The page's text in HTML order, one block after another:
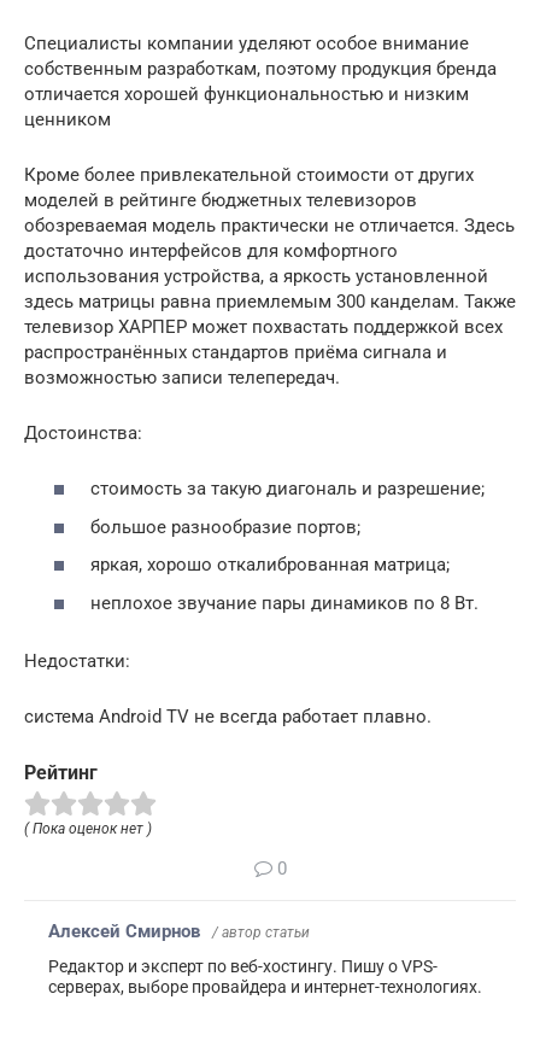
Специалисты компании уделяют особое внимание
собственным разработкам, поэтому продукция бренда
отличается хорошей функциональностью и низким
ценником
Кроме более привлекательной стоимости от других
моделей в рейтинге бюджетных телевизоров
обозреваемая модель практически не отличается. Здесь
достаточно интерфейсов для комфортного
использования устройства, а яркость установленной
здесь матрицы равна приемлемым 300 канделам. Также
телевизор ХАРПЕР может похвастать поддержкой всех
распространённых стандартов приёма сигнала и
возможностью записи телепередач.
Достоинства:
стоимость за такую диагональ и разрешение;
большое разнообразие портов;
яркая, хорошо откалиброванная матрица;
неплохое звучание пары динамиков по 8 Вт.
Недостатки:
система Android TV не всегда работает плавно.
Рейтинг
( Пока оценок нет )
0
Алексей Смирнов / автор статьи
Редактор и эксперт по веб-хостингу. Пишу о VPS-
серверах, выборе провайдера и интернет-технологиях.